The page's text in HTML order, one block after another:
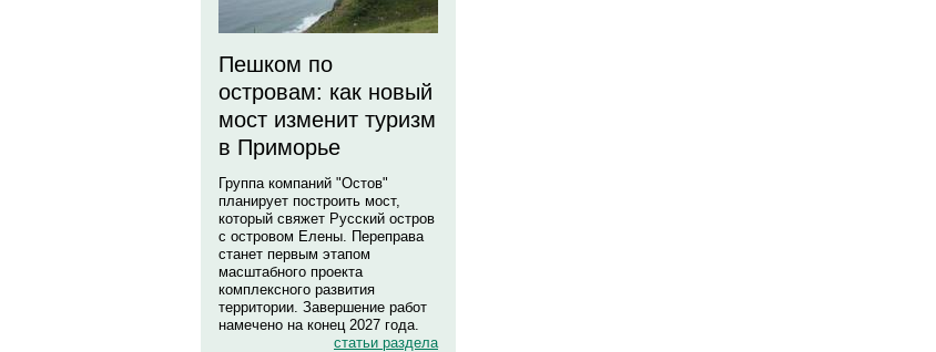
Пешком по
островам: как новый
мост изменит туризм
в Приморье
Группа компаний "Остов"
планирует построить мост,
который свяжет Русский остров
с островом Елены. Переправа
станет первым этапом
масштабного проекта
комплексного развития
территории. Завершение работ
намечено на конец 2027 года.
статьи раздела